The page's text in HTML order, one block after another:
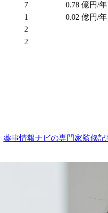
7 0.78 億円/年
1 0.02 億円/年
2
2
薬事情報ナビの専門家監修記